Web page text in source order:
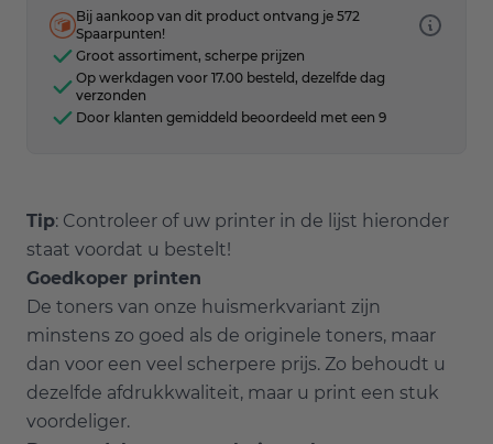
Bij aankoop van dit product ontvang je 572
Spaarpunten!
Groot assortiment, scherpe prijzen
Op werkdagen voor 17.00 besteld, dezelfde dag
verzonden
Door klanten gemiddeld beoordeeld met een 9
Tip: Controleer of uw printer in de lijst hieronder
staat voordat u bestelt!
Goedkoper printen
De toners van onze huismerkvariant zijn
minstens zo goed als de originele toners, maar
dan voor een veel scherpere prijs. Zo behoudt u
dezelfde afdrukkwaliteit, maar u print een stuk
voordeliger.